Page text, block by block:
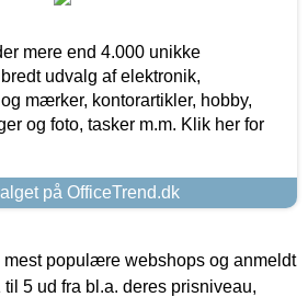
mere end 4.000 unikke
udvalg af elektronik,
mærker, kontorartikler, hobby,
og foto, tasker m.m. Klik her for
på OfficeTrend.dk
populære webshops og anmeldt
5 ud fra bl.a. deres prisniveau,